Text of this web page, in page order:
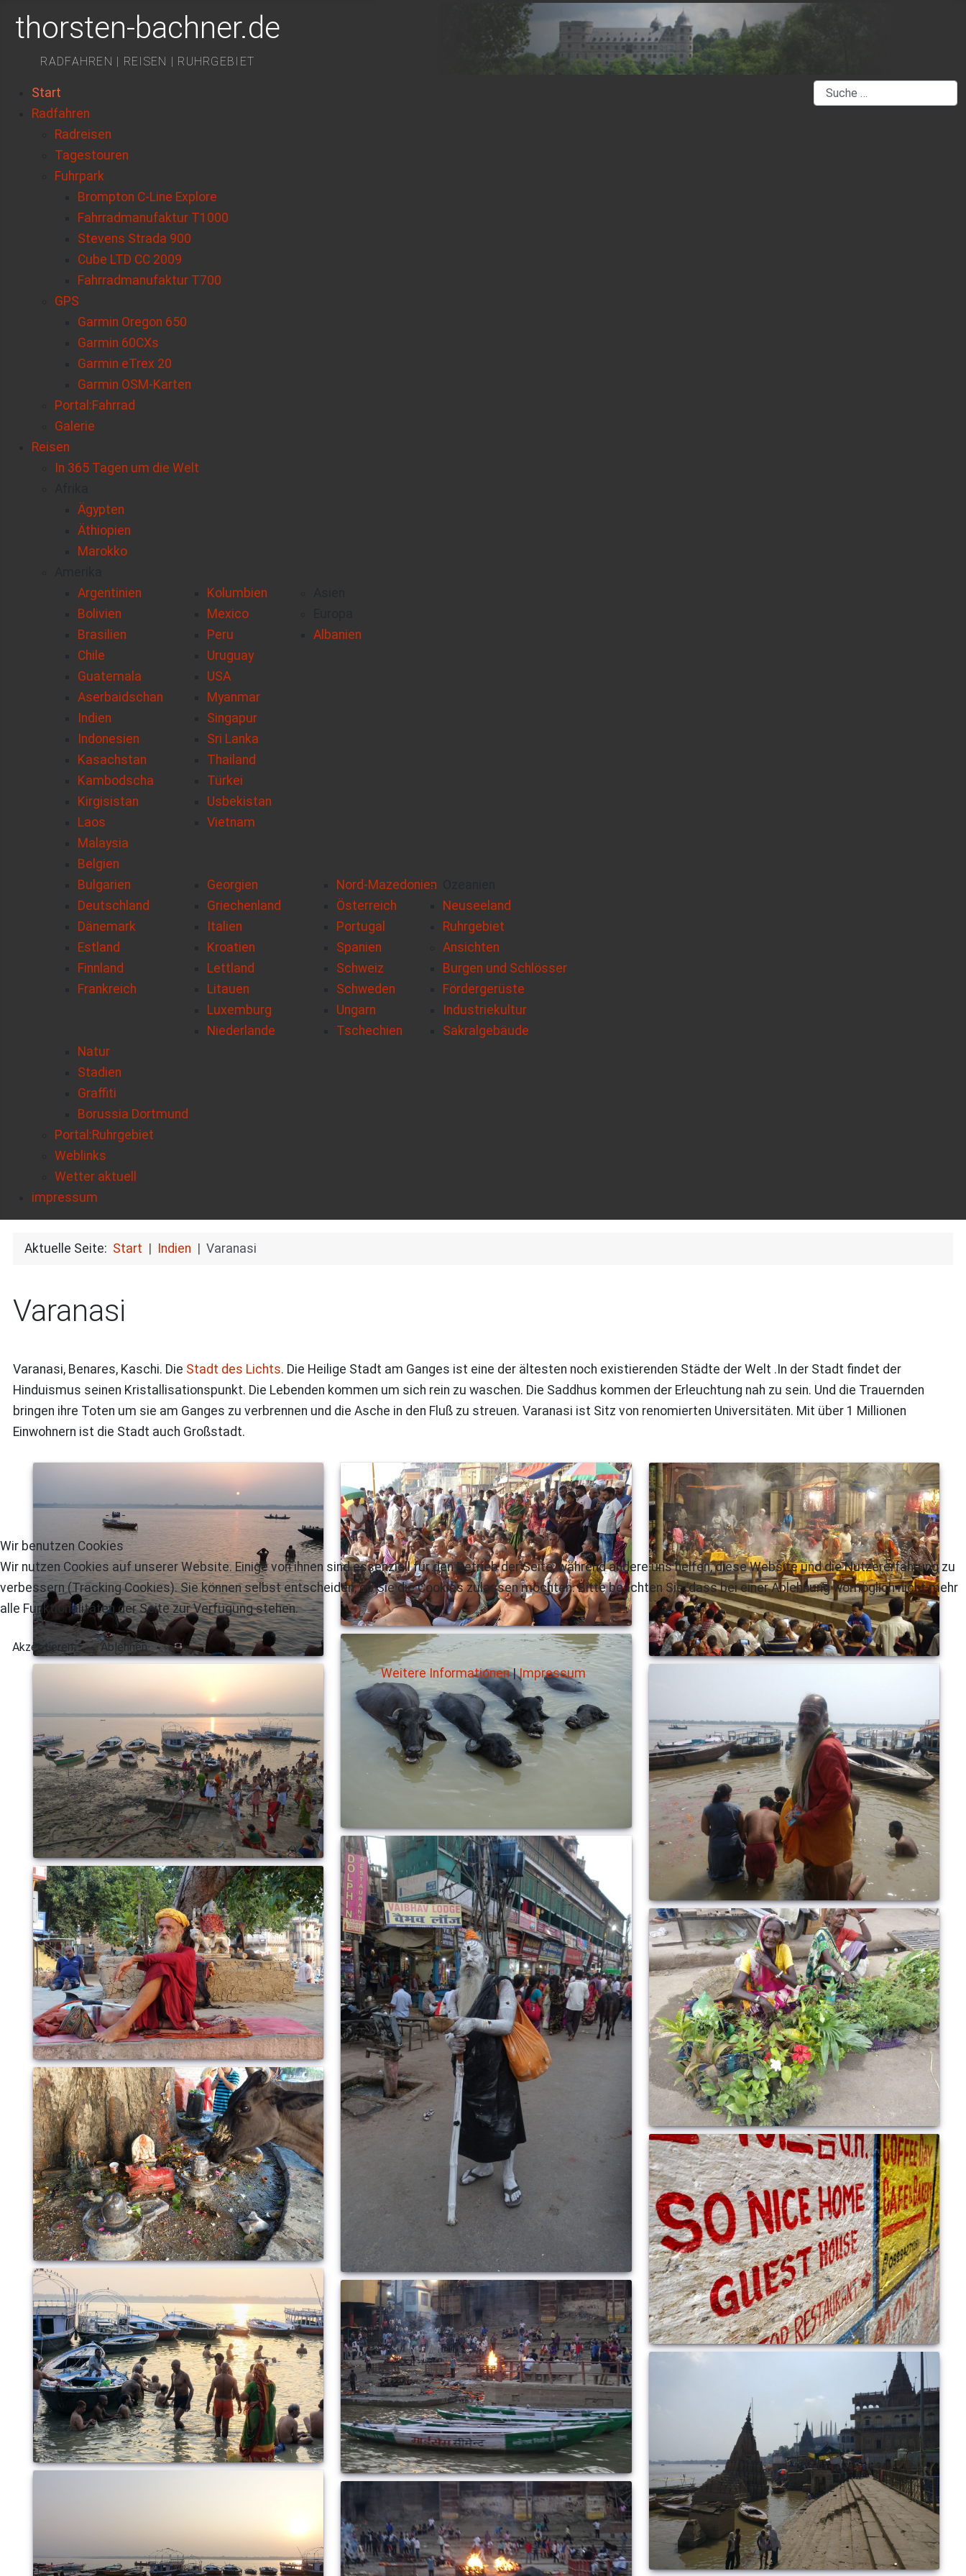
thorsten-bachner.de
RADFAHREN | REISEN | RUHRGEBIET
Start
Radfahren
Radreisen
Tagestouren
Fuhrpark
Brompton C-Line Explore
Fahrradmanufaktur T1000
Stevens Strada 900
Cube LTD CC 2009
Fahrradmanufaktur T700
GPS
Garmin Oregon 650
Garmin 60CXs
Garmin eTrex 20
Garmin OSM-Karten
Portal:Fahrrad
Galerie
Reisen
In 365 Tagen um die Welt
Ägypten
Äthiopien
Marokko
Argentinien
Bolivien
Brasilien
Chile
Guatemala
Kolumbien
Mexico
Peru
Uruguay
USA
Aserbaidschan
Indien
Indonesien
Kasachstan
Kambodscha
Kirgisistan
Laos
Malaysia
Myanmar
Singapur
Sri Lanka
Thailand
Türkei
Usbekistan
Vietnam
Albanien
Belgien
Bulgarien
Deutschland
Dänemark
Estland
Finnland
Frankreich
Georgien
Griechenland
Italien
Kroatien
Lettland
Litauen
Luxemburg
Niederlande
Nord-Mazedonien
Österreich
Portugal
Spanien
Schweiz
Schweden
Ungarn
Tschechien
Neuseeland
Ruhrgebiet
Ansichten
Burgen und Schlösser
Fördergerüste
Industriekultur
Sakralgebäude
Natur
Stadien
Graffiti
Borussia Dortmund
Portal:Ruhrgebiet
Weblinks
Wetter aktuell
impressum
Suchen
Aktuelle Seite: Start Indien Varanasi
Varanasi
Varanasi, Benares, Kaschi. Die Stadt des Lichts. Die Heilige Stadt am Ganges ist eine der ältesten noch existierenden Städte der Welt .In der Stadt findet der
Hinduismus seinen Kristallisationspunkt. Die Lebenden kommen um sich rein zu waschen. Die Saddhus kommen der Erleuchtung nah zu sein. Und die Trauernden
bringen ihre Toten um sie am Ganges zu verbrennen und die Asche in den Fluß zu streuen. Varanasi ist Sitz von renomierten Universitäten. Mit über 1 Millionen
Einwohnern ist die Stadt auch Großstadt.
Wir benutzen Cookies
Wir nutzen Cookies auf unserer Website. Einige von ihnen sind essenziell für den Betrieb der Seite, während andere uns helfen, diese Website und die Nutzererfahrung zu
verbessern (Tracking Cookies). Sie können selbst entscheiden, ob Sie die Cookies zulassen möchten. Bitte beachten Sie, dass bei einer Ablehnung womöglich nicht mehr
alle Funktionalitäten der Seite zur Verfügung stehen.
Akzeptieren Ablehnen
Weitere Informationen|Impressum